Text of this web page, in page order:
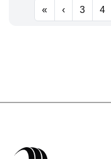
« ‹ 3 4